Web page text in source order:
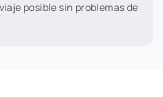
posible sin problemas de